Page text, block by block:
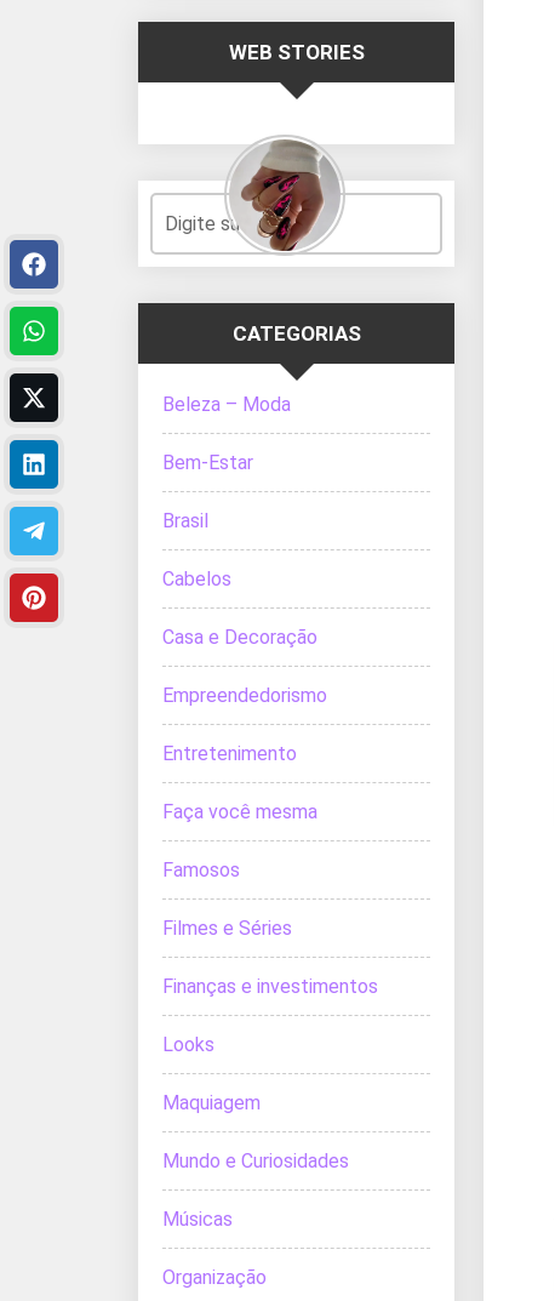
WEB STORIES
CATEGORIAS
Beleza – Moda
Bem-Estar
Brasil
Cabelos
Casa e Decoração
Empreendedorismo
Entretenimento
Faça você mesma
Famosos
Filmes e Séries
Finanças e investimentos
Looks
Maquiagem
Mundo e Curiosidades
Músicas
Organização